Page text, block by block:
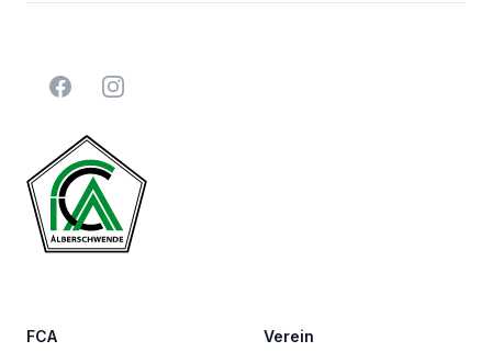
FacebookInstagram
FCA Verein